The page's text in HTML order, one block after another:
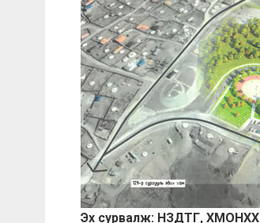
Эх сурвалж: НЗДТГ, ХМОНХХ